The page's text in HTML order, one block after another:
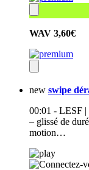
WAV 3,60€
new swipe
00:01 - LESF |
– glissé de
motion…